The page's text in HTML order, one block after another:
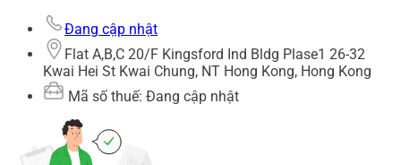
Đang cập nhật
Flat A,B,C 20/F Kingsford Ind Bldg Plase1 26-32
Kwai Hei St Kwai Chung, NT Hong Kong, Hong Kong
Mã số thuế: Đang cập nhật